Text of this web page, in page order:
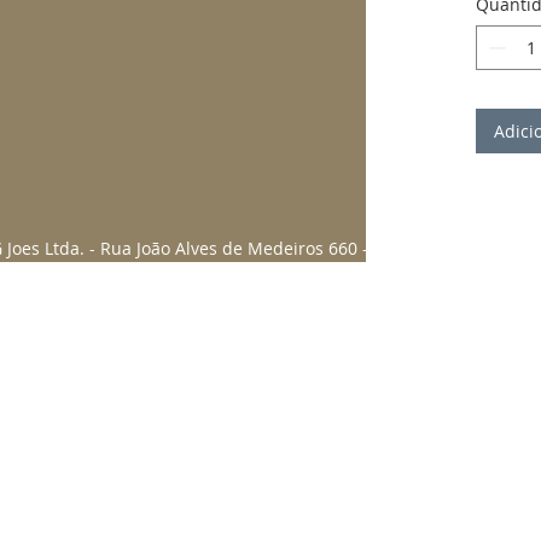
Ltda. - Rua João Alves de Medeiros 660 - Pato Branco/PR, Cep